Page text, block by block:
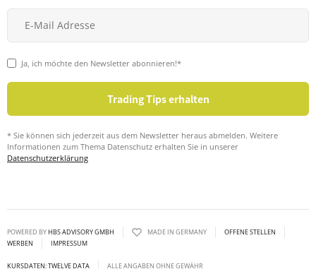
Ja, ich möchte den Newsletter abonnieren!*
* Sie können sich jederzeit aus dem Newsletter heraus abmelden. Weitere
Informationen zum Thema Datenschutz erhalten Sie in unserer
Datenschutzerklärung
POWERED BYHBS ADVISORY GMBH MADE IN GERMANY
OFFENE STELLEN
WERBEN
IMPRESSUM
KURSDATEN: TWELVE DATA ALLE ANGABEN OHNE GEWÄHR